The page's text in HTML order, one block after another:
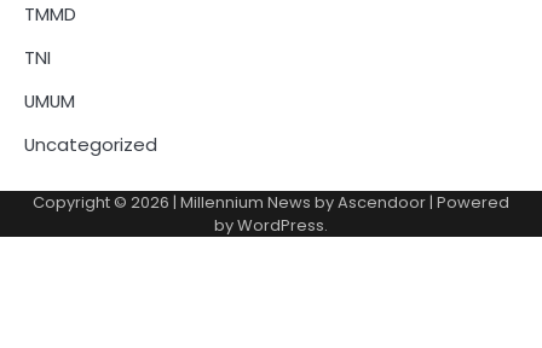
TMMD
TNI
UMUM
Uncategorized
Copyright © 2026 | Millennium News byAscendoor | Powered
byWordPress.